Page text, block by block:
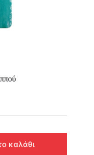
καλάθι